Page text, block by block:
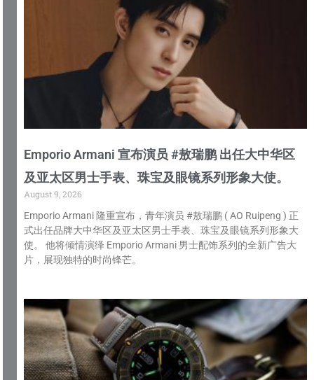
Emporio Armani 宣布演员 #敖瑞鹏 出任大中华区
及亚太区男士手表、珠宝及眼镜系列形象大使。
August 9, 2026
Emporio Armani 隆重宣布，青年演员 #敖瑞鹏 ( AO Ruipeng ) 正
式出任品牌大中华区及亚太区男士手表、珠宝及眼镜系列形象大
使。 他将倾情演绎 Emporio Armani 男士配饰系列的全新广告大
片，展现独特的时尚锋芒。